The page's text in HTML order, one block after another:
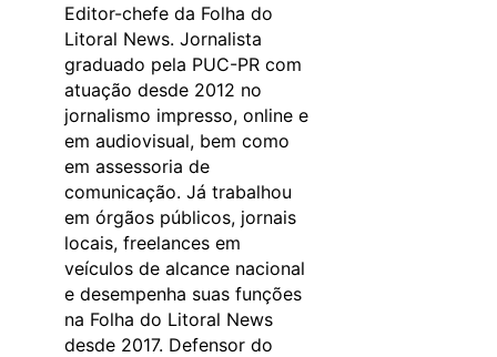
Editor-chefe da Folha do
Litoral News. Jornalista
graduado pela PUC-PR com
atuação desde 2012 no
jornalismo impresso, online e
em audiovisual, bem como
em assessoria de
comunicação. Já trabalhou
em órgãos públicos, jornais
locais, freelances em
veículos de alcance nacional
e desempenha suas funções
na Folha do Litoral News
desde 2017. Defensor do